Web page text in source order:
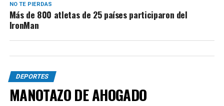
NO TE PIERDAS
Más de 800 atletas de 25 países participaron del
IronMan
DEPORTES
MANOTAZO DE AHOGADO